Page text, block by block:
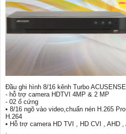
Đầu ghi hình 8/16 kênh Turbo
- hỗ trợ camera HDTVI 4MP & 2 MP
- 02 ổ cứng
• 8/16 ngõ vào video,chuẩn nén H.265
H.264
• Hỗ trợ camera HD TVI , HD CVI , AHD ,